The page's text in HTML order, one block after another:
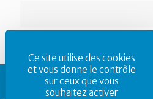
Ce site utilise des cookies
et vous donne le contrôle
sur ceux que vous
souhaitez activer